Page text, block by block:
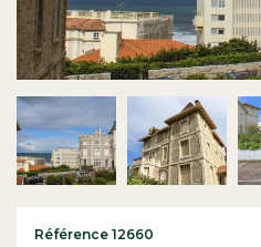
Contact
Référence 12660